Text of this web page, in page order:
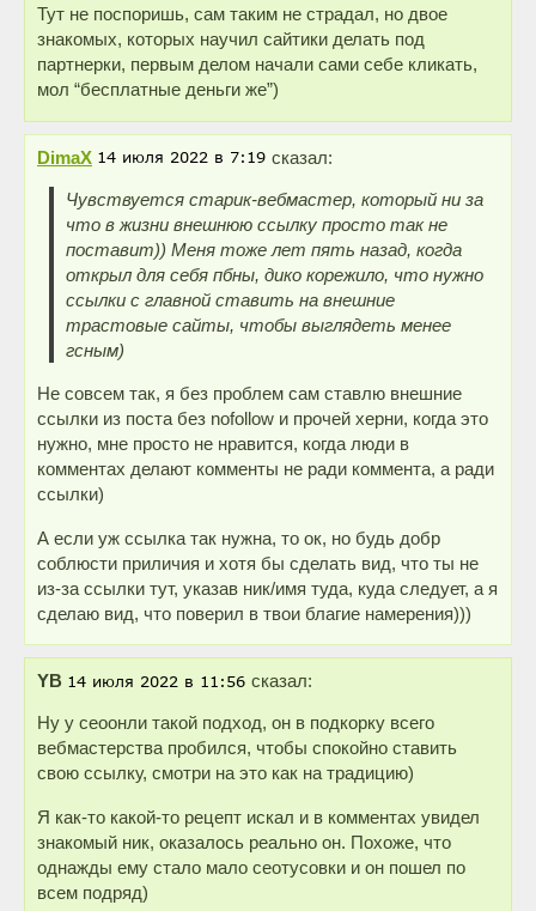
Тут не поспоришь, сам таким не страдал, но двое
знакомых, которых научил сайтики делать под
партнерки, первым делом начали сами себе кликать,
мол “бесплатные деньги же”)
DimaX сказал:
Чувствуется старик-вебмастер, который ни за
что в жизни внешнюю ссылку просто так не
поставит)) Меня тоже лет пять назад, когда
открыл для себя пбны, дико корежило, что нужно
ссылки с главной ставить на внешние
трастовые сайты, чтобы выглядеть менее
гсным)
Не совсем так, я без проблем сам ставлю внешние
ссылки из поста без nofollow и прочей херни, когда это
нужно, мне просто не нравится, когда люди в
комментах делают комменты не ради коммента, а ради
ссылки)
А если уж ссылка так нужна, то ок, но будь добр
соблюсти приличия и хотя бы сделать вид, что ты не
из-за ссылки тут, указав ник/имя туда, куда следует, а я
сделаю вид, что поверил в твои благие намерения)))
YB сказал:
Ну у сеоонли такой подход, он в подкорку всего
вебмастерства пробился, чтобы спокойно ставить
свою ссылку, смотри на это как на традицию)
Я как-то какой-то рецепт искал и в комментах увидел
знакомый ник, оказалось реально он. Похоже, что
однажды ему стало мало сеотусовки и он пошел по
всем подряд)